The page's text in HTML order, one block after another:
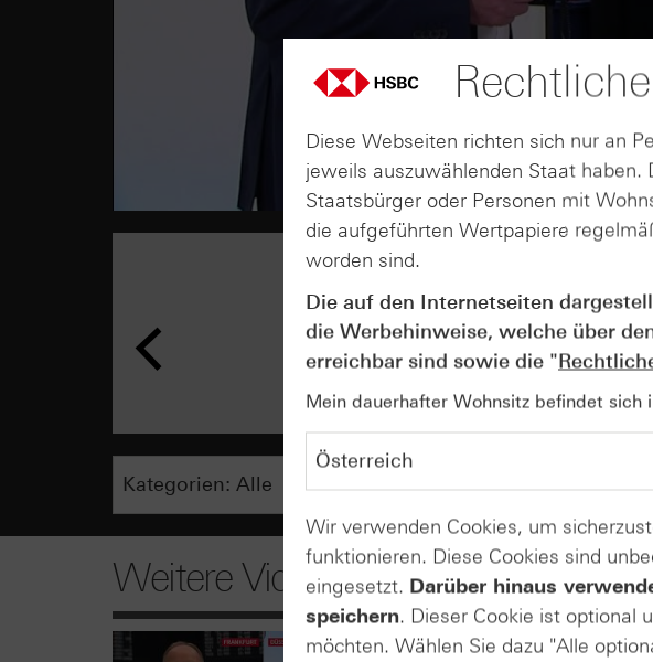
AUGUST
04
Weitere Videos
Diese Webseiten richten sich nur an
jeweils auszuwählenden Staat
Staatsbürger oder Personen mit
die aufgeführten Wertpapiere
worden sind.
Die auf den Internetseiten
die Werbehinweise, welche über
erreichbar sind sowie die "
Mein dauerhafter Wohnsitz befindet sich
Wir verwenden Cookies, um
funktionieren. Diese Cookies sind
eingesetzt. Darüber hinaus
speichern. Dieser Cookie ist optional
möchten. Wählen Sie dazu "Alle